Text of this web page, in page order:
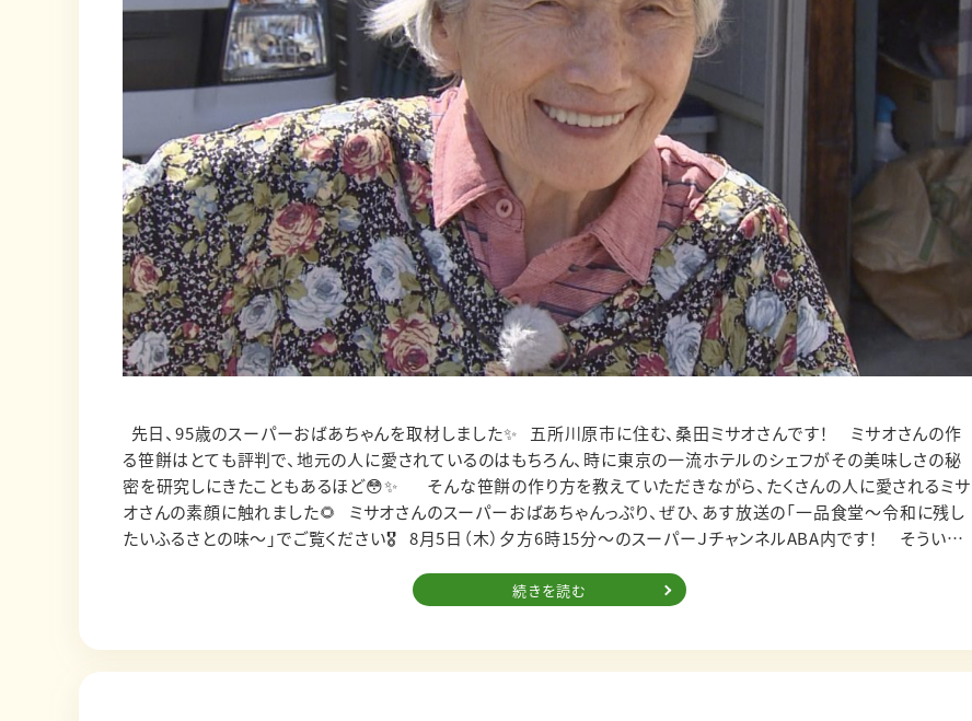
る笹餅はとても評判で、地元の人に愛されているのはもちろん、時に東京の一流ホテルのシェフがその美味しさの秘
密を研究しにきたこともあるほど😳✨ そんな笹餅の作り方を教えていただきながら、たくさんの人に愛されるミサ
オさんの素顔に触れました🌻 ミサオさんのスーパーおばあちゃんっぷり、ぜひ、あす放送の「一品食堂〜令和に残し
たいふるさとの味〜」でご覧ください🎖 8月5日（木）夕方6時15分〜のスーパーＪチャンネルABA内です！ そういえ
理の思い出があったからですね☺️ 父方のおばあちゃんの、粉から打って作るうどんと松前漬、母方のおばあちゃん
続きを読む